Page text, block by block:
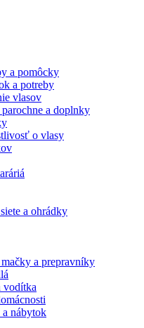
a pomôcky
a potreby
vlasov
a doplnky
o vlasy
a ohrádky
a prepravníky
vodítka
nábytok